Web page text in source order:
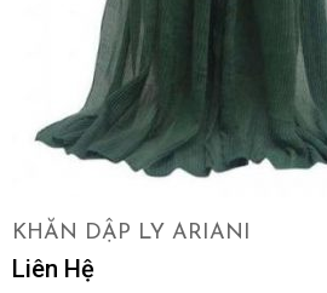
KHĂN DẬP LY ARIANI
Liên Hệ